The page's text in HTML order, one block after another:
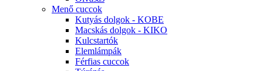
Menő cuccok
Kutyás dolgok - KOBE
Macskás dolgok - KIKO
Kulcstartók
Elemlámpák
Férfias cuccok